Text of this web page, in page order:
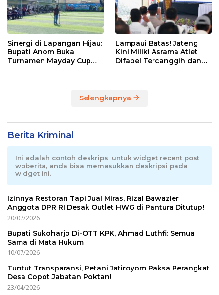
Sinergi di Lapangan Hijau:
Bupati Anom Buka
Turnamen Mayday Cup
Lampaui Batas! Jateng
Kini Miliki Asrama Atlet
Difabel Tercanggih dan
Selengkapnya
Berita Kriminal
Ini adalah contoh deskripsi untuk widget recent post
wpberita, anda bisa memasukkan deskripsi pada
widget ini.
Izinnya Restoran Tapi Jual Miras, Rizal Bawazier
Anggota DPR RI Desak Outlet HWG di Pantura Ditutup!
20/07/2026
Bupati Sukoharjo Di-OTT KPK, Ahmad Luthfi: Semua
Sama di Mata Hukum
10/07/2026
Tuntut Transparansi, Petani Jatiroyom Paksa Perangkat
Desa Copot Jabatan Poktan!
23/04/2026